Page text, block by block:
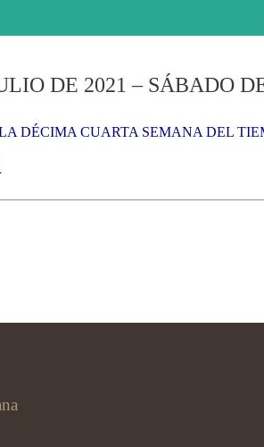
DE 2021 – SÁBADO
DÉCIMA CUARTA SEMANA DEL